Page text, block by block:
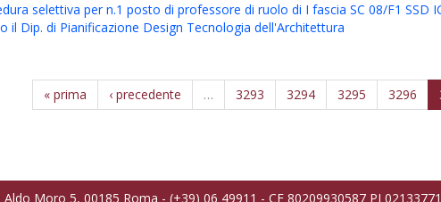
selettiva per n.1 posto di professore di ruolo di I fascia SC 08/F1 SSD
il Dip. di Pianificazione Design Tecnologia dell'Architettura
« prima ‹ precedente … 3293 3294 3295 3296
Moro 5, 00185 Roma - (+39) 06 49911 - CF 80209930587 PI